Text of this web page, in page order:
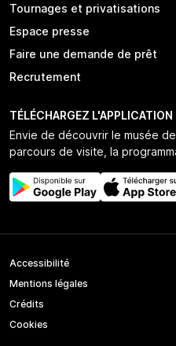
Tournages et privatisations
Espace presse
Faire une demande de prêt
Recrutement
TÉLÉCHARGEZ L'APPLICATION
Envie de découvrir le musée
parcours de visite, la
Accessibilité
Mentions légales
Crédits
Cookies